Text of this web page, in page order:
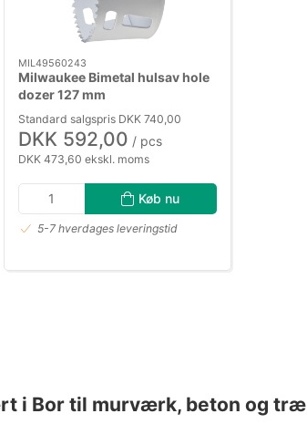
MIL49560243
Milwaukee Bimetal hulsav hole
dozer 127 mm
Standard salgspris DKK 740,00
DKK 592,00 / pcs
DKK 473,60 ekskl. moms
Køb nu
5-7 hverdages leveringstid
i Bor til murværk, beton og træ